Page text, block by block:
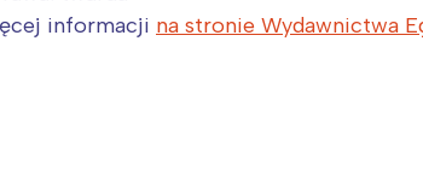
informacji na stronie Wydawnictwa